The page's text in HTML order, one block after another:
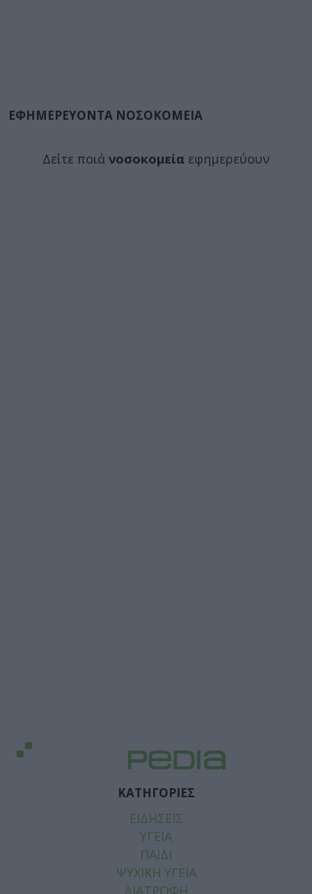
ΕΦΗΜΕΡΕΥΟΝΤΑ ΝΟΣΟΚΟΜΕΙΑ
Δείτε ποιά νοσοκομεία εφημερεύουν
ΚΑΤΗΓΟΡΙΕΣ
ΕΙΔΗΣΕΙΣ
ΥΓΕΙΑ
ΠΑΙΔΙ
ΨΥΧΙΚΗ ΥΓΕΙΑ
ΔΙΑΤΡΟΦΗ